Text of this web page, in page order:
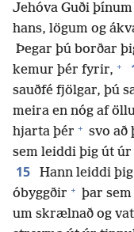
Jehóva Guði
hans, lögum og
Þegar þú borðar
kemur þér fyrir, +
sauðfé fjölgar, þú
meira en nóg af
hjarta þér + svo að
sem leiddi þig út
15
Hann leiddi
óbyggðir + þar
um skrælnað og